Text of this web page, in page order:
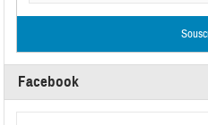
Facebook